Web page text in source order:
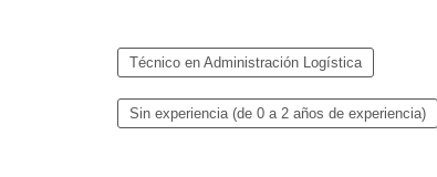
Técnico en Administración Logística
Sin experiencia (de 0 a 2 años de experiencia)